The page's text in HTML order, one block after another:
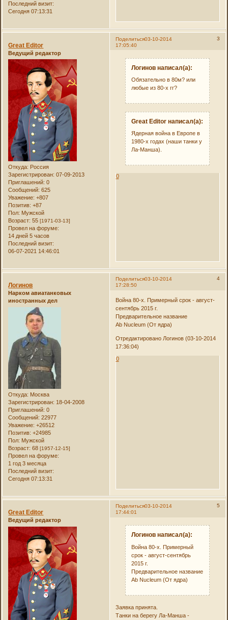
Последний визит:
Сегодня 07:13:31
Поделиться 3
03-10-2014
17:05:40
Great Editor
Ведущий редактор
Откуда: Россия
Зарегистрирован: 07-09-2013
Приглашений: 0
Сообщений: 625
Уважение: +807
Позитив: +87
Пол: Мужской
Возраст: 55[1971-03-13]
Провел на форуме:
14 дней 5 часов
Последний визит:
06-07-2021 14:46:01
Логинов написал(а):
Обязательно в 80м? или
любые из 80-х гг?
Great Editor написал(а):
Ядерная война в Европе в
1980-х годах (наши танки у
Ла-Манша).
0
Поделиться 4
03-10-2014
17:28:50
Логинов
Нарком авиатанковых
иностранных дел
Откуда: Москва
Зарегистрирован: 18-04-2008
Приглашений: 0
Сообщений: 22977
Уважение: +26512
Позитив: +24985
Пол: Мужской
Возраст: 68[1957-12-15]
Провел на форуме:
1 год 3 месяца
Последний визит:
Сегодня 07:13:31
Война 80-х. Примерный срок - август-
сентябрь 2015 г.
Предварительное название
Ab Nucleum (От ядра)
Отредактировано Логинов (03-10-2014
17:36:04)
0
Поделиться 5
03-10-2014
17:44:01
Great Editor
Ведущий редактор
Логинов написал(а):
Война 80-х. Примерный
срок - август-сентябрь
2015 г.
Предварительное название
Ab Nucleum (От ядра)
Заявка принята.
Танки на берегу Ла-Манша -